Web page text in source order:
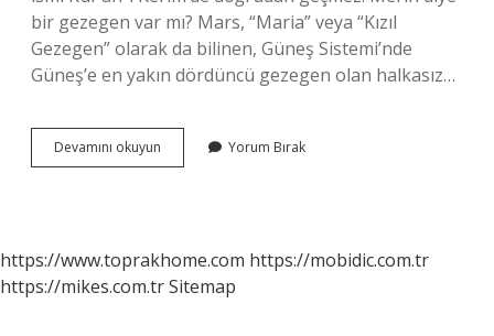
bir gezegen var mı? Mars, “Maria” veya “Kızıl
Gezegen” olarak da bilinen, Güneş Sistemi’nde
Güneş’e en yakın dördüncü gezegen olan halkasız…
Devamını okuyun
Yıldızı
Yorum Bırak
https://www.toprakhome.com https://mobidic.com.tr
https://mikes.com.trSitemap